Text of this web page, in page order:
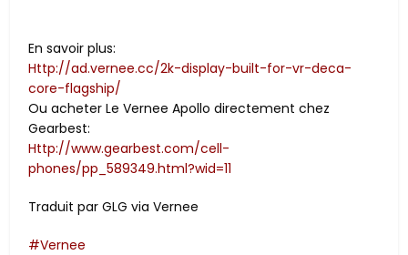
En savoir plus:
Http://ad.vernee.cc/2k-display-built-for-vr-deca-
core-flagship/
Ou acheter Le Vernee Apollo directement chez
Gearbest:
Http://www.gearbest.com/cell-
phones/pp_589349.html?wid=11
Traduit par GLG via Vernee
Vernee